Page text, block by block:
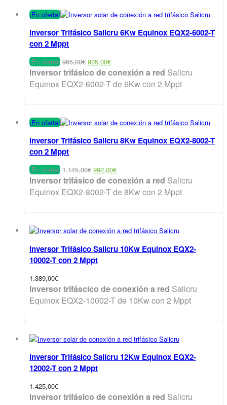
¡En oferta!
Inversor Trifásico Salicru 6Kw Equinox EQX2-6002-T
con 2 Mppt
¡En oferta! 965,00€ El
precio
original
era:
905,00€El
precio
actual
es:
Inversor trifásico de conexión a red Salicru
Equinox EQX2-6002-T de 6Kw con 2 Mppt
¡En oferta!
Inversor Trifásico Salicru 8Kw Equinox EQX2-8002-T
con 2 Mppt
¡En oferta! 1.145,00€ El
precio
original
era:
992,00€El
precio
actual
es:
Inversor trifásico de conexión a red Salicru
Equinox EQX2-8002-T de 8Kw con 2 Mppt
Inversor Trifásico Salicru 10Kw Equinox EQX2-
10002-T con 2 Mppt
1.389,00€
Inversor trifáscico de conexión a red Salicru
Equinox EQX2-10002-T de 10Kw con 2 Mppt
Inversor Trifásico Salicru 12Kw Equinox EQX2-
12002-T con 2 Mppt
1.425,00€
Inversor trifásico de conexión a red Salicru